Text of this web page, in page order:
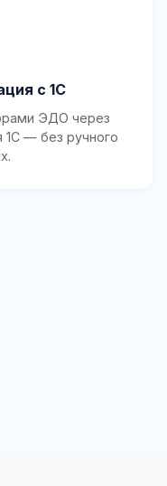
с 1С
ЭДО через
1С — без ручного